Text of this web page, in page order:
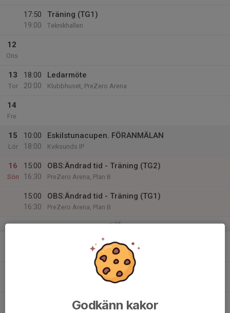
17:50
19:00
Träning (TG1)
Teknikhallen
12
Ons
13
Tor
18:00
20:00
Ledarmöte
Klubbhuset, PreZero Arena
14
Fre
15
Lör
10:00
18:00
Eskilstunacupen. FÖRANMÄLAN
Kviksunds IP
16
Sön
15:00
16:30
OBS:Ändrad tid - Träning (TG2)
PreZero Arena, Plan B
15:00
16:30
OBS:Ändrad tid - Träning (TG1)
PreZero Arena, Plan B
v.16
Träning (TG2)
Träning (TG1)
Godkänn kakor